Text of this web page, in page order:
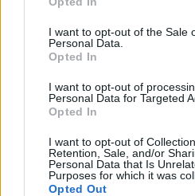
I want to opt-out of the Sale
Personal Data.
Opted In
I want to opt-out of
Personal Data for Targeted
Opted In
I want to opt-out of
Retention, Sale, and/or
Personal Data that Is
Purposes for which it was
Opted Out
31 de juliol de
Caçadors de
30 de juliol de